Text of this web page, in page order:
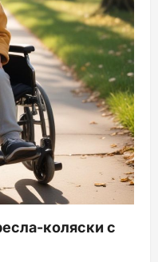
коляски с